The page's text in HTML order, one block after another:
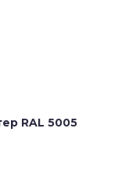
RAL 5005